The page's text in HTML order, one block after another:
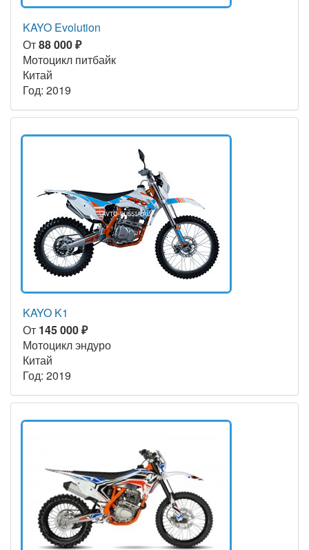
KAYO Evolution
От88 000 ₽
Мотоцикл питбайк
Китай
Год: 2019
KAYO K1
От 145 000 ₽
Мотоцикл эндуро
Китай
Год: 2019